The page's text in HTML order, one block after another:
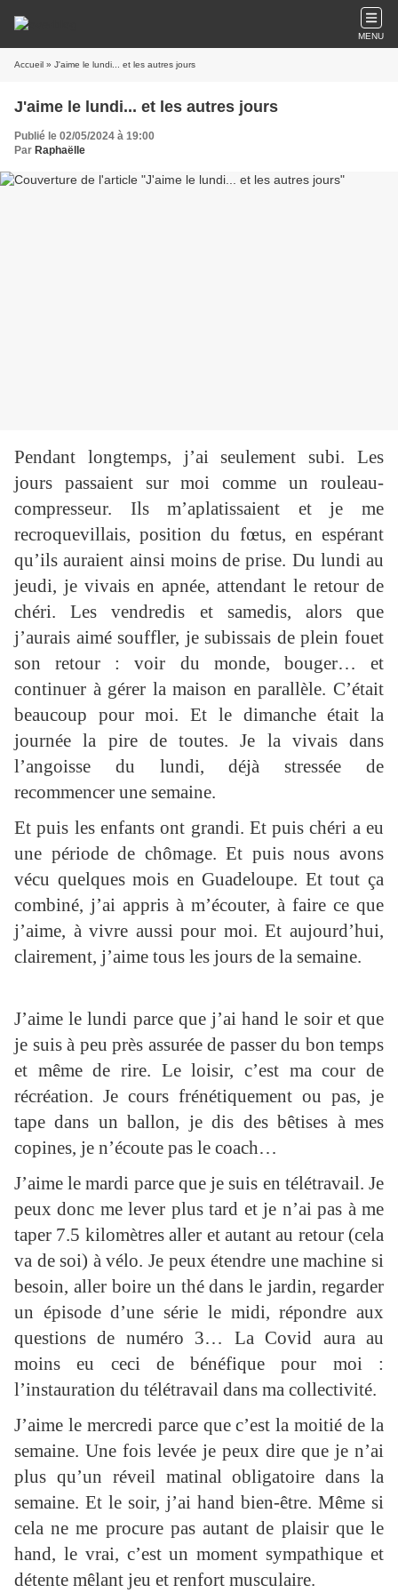
MENU
Accueil » J'aime le lundi... et les autres jours
J'aime le lundi... et les autres jours
Publié le 02/05/2024 à 19:00
Par Raphaëlle
Pendant longtemps, j’ai seulement subi. Les
jours passaient sur moi comme un rouleau-
compresseur. Ils m’aplatissaient et je me
recroquevillais, position du fœtus, en espérant
qu’ils auraient ainsi moins de prise. Du lundi au
jeudi, je vivais en apnée, attendant le retour de
chéri. Les vendredis et samedis, alors que
j’aurais aimé souffler, je subissais de plein fouet
son retour : voir du monde, bouger… et
continuer à gérer la maison en parallèle. C’était
beaucoup pour moi. Et le dimanche était la
journée la pire de toutes. Je la vivais dans
l’angoisse du lundi, déjà stressée de
recommencer une semaine.
Et puis les enfants ont grandi. Et puis chéri a eu
une période de chômage. Et puis nous avons
vécu quelques mois en Guadeloupe. Et tout ça
combiné, j’ai appris à m’écouter, à faire ce que
j’aime, à vivre aussi pour moi. Et aujourd’hui,
clairement, j’aime tous les jours de la semaine.
J’aime le lundi parce que j’ai hand le soir et que
je suis à peu près assurée de passer du bon temps
et même de rire. Le loisir, c’est ma cour de
récréation. Je cours frénétiquement ou pas, je
tape dans un ballon, je dis des bêtises à mes
copines, je n’écoute pas le coach…
J’aime le mardi parce que je suis en télétravail. Je
peux donc me lever plus tard et je n’ai pas à me
taper 7.5 kilomètres aller et autant au retour (cela
va de soi) à vélo. Je peux étendre une machine si
besoin, aller boire un thé dans le jardin, regarder
un épisode d’une série le midi, répondre aux
questions de numéro 3… La Covid aura au
moins eu ceci de bénéfique pour moi :
l’instauration du télétravail dans ma collectivité.
J’aime le mercredi parce que c’est la moitié de la
semaine. Une fois levée je peux dire que je n’ai
plus qu’un réveil matinal obligatoire dans la
semaine. Et le soir, j’ai hand bien-être. Même si
cela ne me procure pas autant de plaisir que le
hand, le vrai, c’est un moment sympathique et
détente mêlant jeu et renfort musculaire.